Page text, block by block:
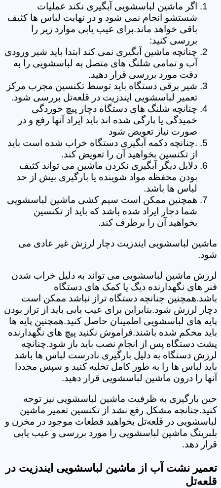
اگر ماشین لباسشویی آبگیری نکند عملیات
شستشو انجام نمی شود و در نهایت لباس ها کثیف
باقی خواهد ماند.برای عیب یابی موارد زیر را
بررسی کنید:
چنانچه ماشین آبگیری نمی کند ابتدا باید شیر ورودی
آب و تمامی شلنگ های متصل به لباسشویی را به
دقت مورد بررسی قرار دهید.
شیر برقی دستگاه باید توسط تکنسین مجرب مرکز
تعمیر لباسشویی ایندزیت در قلعه‌تل بررسی شود.
چنانچه شلنگ های دستگاه دچار پیچ خوردگی
خمیدگی یا پارگی شده اند باید ایراد آنها رفع و در
صورت نیاز تعویض شود
.چنانچه دکمه آبگیری دستگاه خراب شده است باید
از تکنسین بخواهید آن را تعویض کند.
دلایل دیگر آبگیری نکردن ماشین می تواند کثیف
بودن محفظه مواد شوینده یا بارگیری بیش از حد
لباس ها باشد.
همچنین ممکن است سیم کشی ماشین لباسشویی
شما دچار ایراد شده باشد که باید از تکنسین
بخواهید آن را برطرف کند.
ماشین لباسشویی ایندزیت دچار لرزش غیر عادی می
شود.
لرزش ماشین لباسشویی می تواند به دلیل خراب شدن
فنر های نگهدارنده دیگ یا کمک های دستگاه
باشد.همچنین چنانچه دستگاه تراز نباشد ممکن است
دچار لرزش شود.بنابراین برای عیب یابی باید از تراز بودن
پایه های لباسشویی اطمینان حاصل کنید.همچنین پایه ها
باید محکم شده باشند.فراموش نکنید پیچ های نگهدارنده
پشت دستگاه پس از انجام نصب باید باز شود.چنانچه
لرزش دستگاه به دلیل بارگیری نادرست لباس ها باشد
باید لباس ها را به طور کامل تخلیه کنید و سپس مجددا
آنها را درون ماشین لباسشویی قرار دهید.
حین بارگیری به ظرفیت ماشین لباسشویی نیز توجه
کنید.چنانچه مشکل رفع نشد از تکنسین تعمیر ماشین
لباسشویی در قلعه‌تل بخواهید قطعات موجود در مخزن و
بلبرینگ ماشین لباسشویی را مورد بررسی و عیب یابی
قرار دهد.
تعمیر نشت آب از ماشین لباسشویی ایندزیت در
قلعه‌تل